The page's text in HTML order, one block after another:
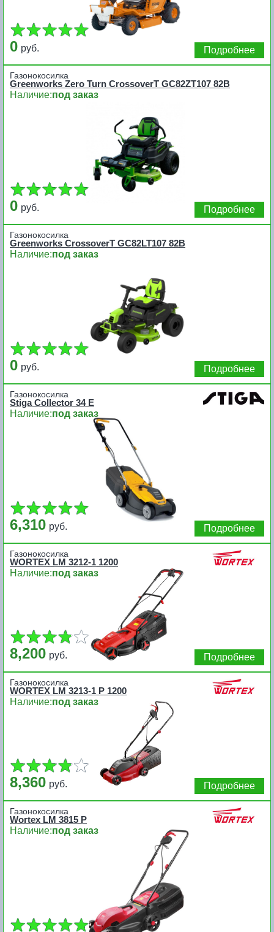
0 руб. Подробнее
Газонокосилка
Greenworks Zero Turn CrossoverT GC82ZT107 82В
Наличие:под заказ
0 руб. Подробнее
Газонокосилка
Greenworks CrossoverT GC82LT107 82В
Наличие:под заказ
0 руб. Подробнее
Газонокосилка
Stiga Collector 34 E
Наличие:под заказ
6,310 руб. Подробнее
Газонокосилка
WORTEX LM 3212-1 1200
Наличие:под заказ
8,200 руб. Подробнее
Газонокосилка
WORTEX LM 3213-1 P 1200
Наличие:под заказ
8,360 руб. Подробнее
Газонокосилка
Wortex LM 3815 P
Наличие:под заказ